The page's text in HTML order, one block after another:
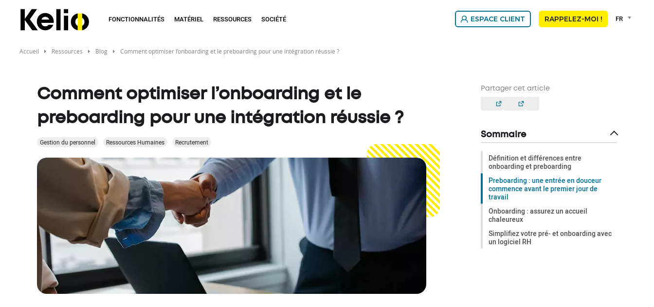
contenu
FONCTIONNALITÉS MATÉRIEL RESSOURCES SOCIÉTÉ ESPACE CLIENT RAPPELEZ-MOI !
Language
FR
Accueil Ressources Blog Comment optimiser l’onboarding et le preboarding pour une intégration réussie ?
Comment optimiser l’onboarding et le
preboarding pour une intégration réussie ?
Gestion du personnel Ressources Humaines Recrutement
Partager cet article
Sommaire
Définition et différences entre
onboarding et preboarding
Preboarding : une entrée en douceur
commence avant le premier jour de
travail
Onboarding : assurez un accueil
chaleureux
Simplifiez votre pré- et onboarding avec
un logiciel RH